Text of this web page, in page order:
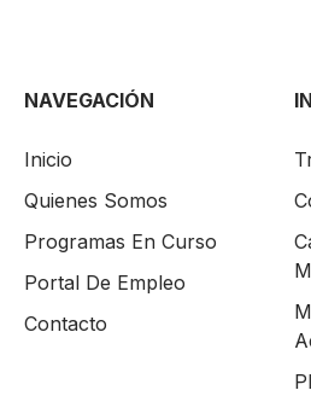
NAVEGACIÓN
Inicio
Quienes Somos
Programas En Curso
Portal De Empleo
Contacto